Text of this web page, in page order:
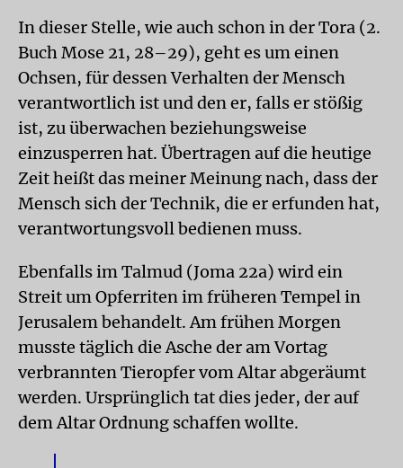
In dieser Stelle, wie auch schon in der Tora (2.
Buch Mose 21, 28–29), geht es um einen
Ochsen, für dessen Verhalten der Mensch
verantwortlich ist und den er, falls er stößig
ist, zu überwachen beziehungsweise
einzusperren hat. Übertragen auf die heutige
Zeit heißt das meiner Meinung nach, dass der
Mensch sich der Technik, die er erfunden hat,
verantwortungsvoll bedienen muss.
Ebenfalls im Talmud (Joma 22a) wird ein
Streit um Opferriten im früheren Tempel in
Jerusalem behandelt. Am frühen Morgen
musste täglich die Asche der am Vortag
verbrannten Tieropfer vom Altar abgeräumt
werden. Ursprünglich tat dies jeder, der auf
dem Altar Ordnung schaffen wollte.